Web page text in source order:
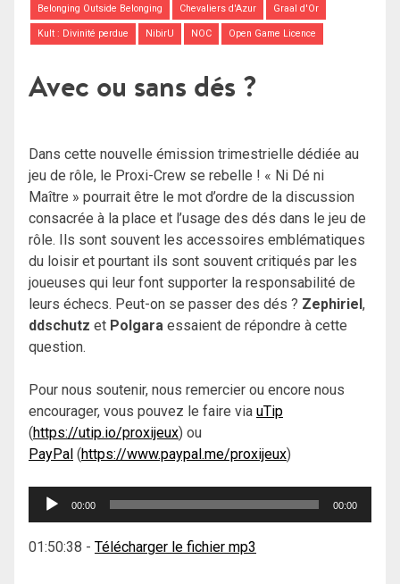
Belonging Outside Belonging Chevaliers d'Azur Graal d'Or
Kult : Divinité perdue NibirU NOC Open Game Licence
Avec ou sans dés ?
Dans cette nouvelle émission trimestrielle dédiée au
jeu de rôle, le Proxi-Crew se rebelle ! « Ni Dé ni
Maître » pourrait être le mot d’ordre de la discussion
consacrée à la place et l’usage des dés dans le jeu de
rôle. Ils sont souvent les accessoires emblématiques
du loisir et pourtant ils sont souvent critiqués par les
joueuses qui leur font supporter la responsabilité de
leurs échecs. Peut-on se passer des dés ? Zephiriel,
ddschutz et Polgara essaient de répondre à cette
question.
Pour nous soutenir, nous remercier ou encore nous
encourager, vous pouvez le faire via uTip
(https://utip.io/proxijeux) ou
PayPal (https://www.paypal.me/proxijeux)
Lecteur
00:00 00:00
01:50:38 - Télécharger le fichier mp3